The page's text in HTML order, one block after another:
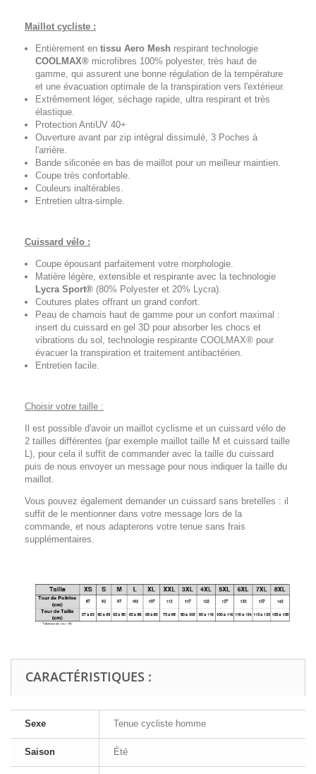
Maillot cycliste :
Entièrement en tissu Aero Mesh respirant technologie
COOLMAX® microfibres 100% polyester, très haut de
gamme, qui assurent une bonne régulation de la température
et une évacuation optimale de la transpiration vers l'extérieur.
Extrêmement léger, séchage rapide, ultra respirant et très
élastique.
Protection AntiUV 40+
Ouverture avant par zip intégral dissimulé, 3 Poches à
l'arrière.
Bande siliconée en bas de maillot pour un meilleur maintien.
Coupe très confortable.
Couleurs inaltérables.
Entretien ultra-simple.
Cuissard vélo :
Coupe épousant parfaitement votre morphologie.
Matière légère, extensible et respirante avec la technologie
Lycra Sport® (80% Polyester et 20% Lycra).
Coutures plates offrant un grand confort.
Peau de chamois haut de gamme pour un confort maximal :
insert du cuissard en gel 3D pour absorber les chocs et
vibrations du sol, technologie respirante COOLMAX® pour
évacuer la transpiration et traitement antibactérien.
Entretien facile.
Choisir votre taille :
Il est possible d'avoir un maillot cyclisme et un cuissard vélo de
2 tailles différentes (par exemple maillot taille M et cuissard taille
L), pour cela il suffit de commander avec la taille du cuissard
puis de nous envoyer un message pour nous indiquer la taille du
maillot.
Vous pouvez également demander un cuissard sans bretelles : il
suffit de le mentionner dans votre message lors de la
commande, et nous adapterons votre tenue sans frais
supplémentaires.
CARACTÉRISTIQUES :
Sexe Tenue cycliste homme
Saison Été